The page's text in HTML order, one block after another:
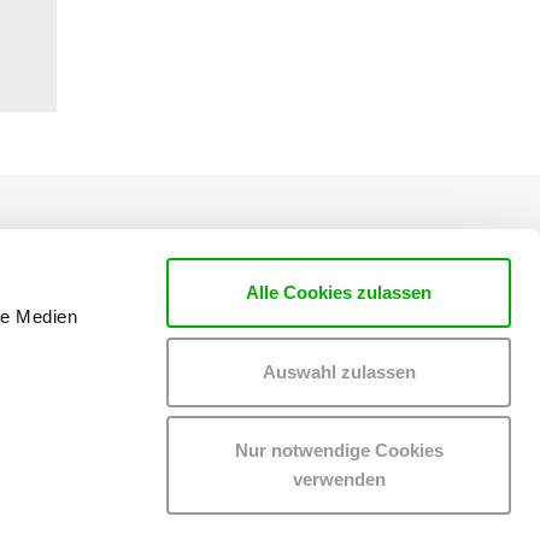
Medien
Alle Cookies zulassen
Auswahl zulassen
Nur notwendige Cookies
verwenden